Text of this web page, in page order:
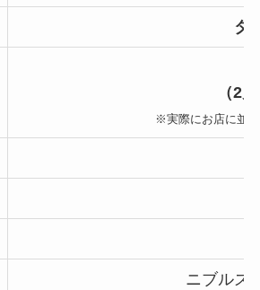
タ
（2
※実際にお店に並
ニブルズ